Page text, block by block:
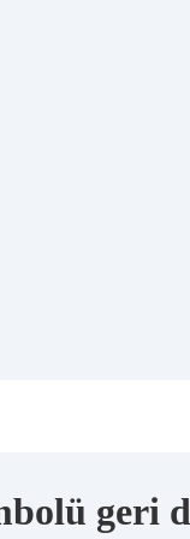
geri